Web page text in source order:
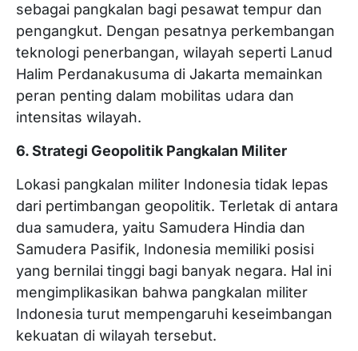
sebagai pangkalan bagi pesawat tempur dan
pengangkut. Dengan pesatnya perkembangan
teknologi penerbangan, wilayah seperti Lanud
Halim Perdanakusuma di Jakarta memainkan
peran penting dalam mobilitas udara dan
intensitas wilayah.
6. Strategi Geopolitik Pangkalan Militer
Lokasi pangkalan militer Indonesia tidak lepas
dari pertimbangan geopolitik. Terletak di antara
dua samudera, yaitu Samudera Hindia dan
Samudera Pasifik, Indonesia memiliki posisi
yang bernilai tinggi bagi banyak negara. Hal ini
mengimplikasikan bahwa pangkalan militer
Indonesia turut mempengaruhi keseimbangan
kekuatan di wilayah tersebut.